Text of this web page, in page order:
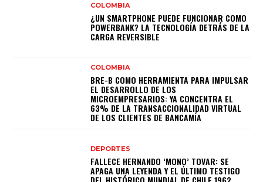
COLOMBIA
¿UN SMARTPHONE PUEDE FUNCIONAR COMO
POWERBANK? LA TECNOLOGÍA DETRÁS DE LA
CARGA REVERSIBLE
COLOMBIA
BRE-B COMO HERRAMIENTA PARA IMPULSAR
EL DESARROLLO DE LOS
MICROEMPRESARIOS: YA CONCENTRA EL
63% DE LA TRANSACCIONALIDAD VIRTUAL
DE LOS CLIENTES DE BANCAMÍA
DEPORTES
FALLECE HERNANDO ‘MONO’ TOVAR: SE
APAGA UNA LEYENDA Y EL ÚLTIMO TESTIGO